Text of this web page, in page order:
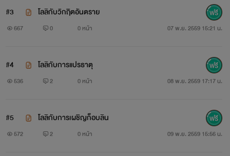
#3 โลลิกับวิกฤิตอันตราย
667 0 0 หน้า 07 พ.ย. 2559 15:21 น.
#4 โลลิกับการแปรธาตุ
536 2 0 หน้า 08 พ.ย. 2559 17:17 น.
#5 โลลิกับการเผชิญก็อบลิน
572 2 0 หน้า 09 พ.ย. 2559 15:56 น.